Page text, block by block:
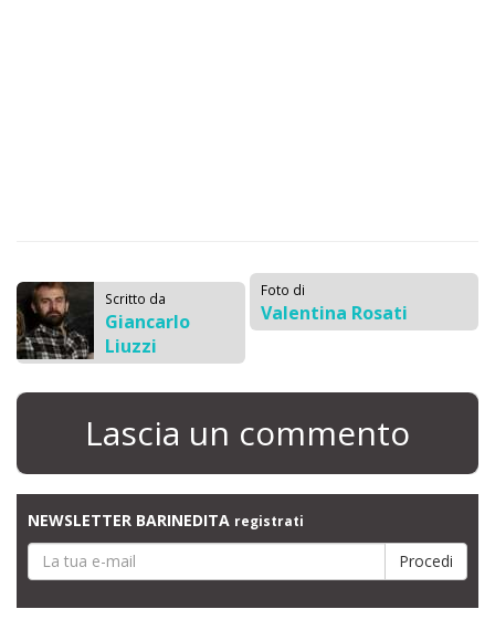
Scritto da
Giancarlo
Liuzzi
Foto di
Valentina Rosati
Lascia un commento
NEWSLETTER BARINEDITA registrati